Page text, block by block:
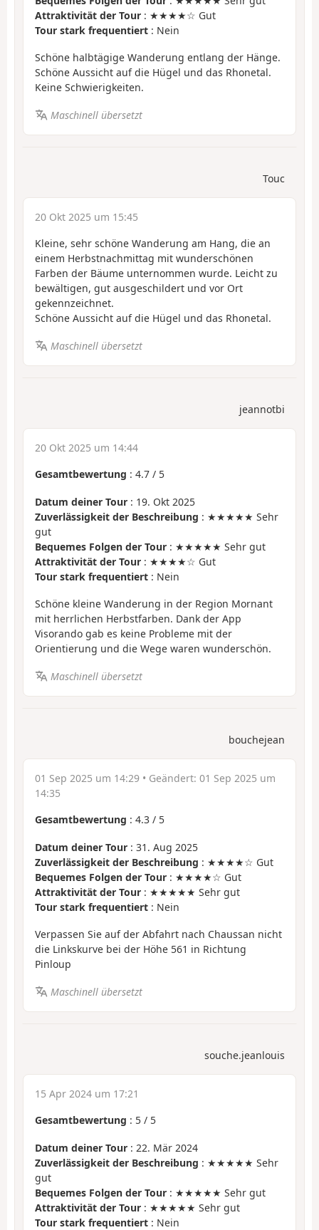
Attraktivität der Tour : ★★★★☆ Gut
Tour stark frequentiert : Nein
Schöne halbtägige Wanderung entlang der Hänge.
Schöne Aussicht auf die Hügel und das Rhonetal.
Keine Schwierigkeiten.
Maschinell übersetzt
Touc
20 Okt 2025 um 15:45
Kleine, sehr schöne Wanderung am Hang, die an
einem Herbstnachmittag mit wunderschönen
Farben der Bäume unternommen wurde. Leicht zu
bewältigen, gut ausgeschildert und vor Ort
gekennzeichnet.
Schöne Aussicht auf die Hügel und das Rhonetal.
Maschinell übersetzt
jeannotbi
20 Okt 2025 um 14:44
Gesamtbewertung : 4.7 / 5
Datum deiner Tour : 19. Okt 2025
Zuverlässigkeit der Beschreibung : ★★★★★ Sehr
gut
Bequemes Folgen der Tour : ★★★★★ Sehr gut
Attraktivität der Tour : ★★★★☆ Gut
Tour stark frequentiert : Nein
Schöne kleine Wanderung in der Region Mornant
mit herrlichen Herbstfarben. Dank der App
Visorando gab es keine Probleme mit der
Orientierung und die Wege waren wunderschön.
Maschinell übersetzt
bouchejean
01 Sep 2025 um 14:29 • Geändert: 01 Sep 2025 um
14:35
Gesamtbewertung : 4.3 / 5
Datum deiner Tour : 31. Aug 2025
Zuverlässigkeit der Beschreibung : ★★★★☆ Gut
Bequemes Folgen der Tour : ★★★★☆ Gut
Attraktivität der Tour : ★★★★★ Sehr gut
Tour stark frequentiert : Nein
Verpassen Sie auf der Abfahrt nach Chaussan nicht
die Linkskurve bei der Höhe 561 in Richtung
Pinloup
Maschinell übersetzt
souche.jeanlouis
15 Apr 2024 um 17:21
Gesamtbewertung : 5 / 5
Datum deiner Tour : 22. Mär 2024
Zuverlässigkeit der Beschreibung : ★★★★★ Sehr
gut
Bequemes Folgen der Tour : ★★★★★ Sehr gut
Attraktivität der Tour : ★★★★★ Sehr gut
Tour stark frequentiert : Nein